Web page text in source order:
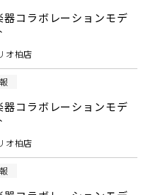
コラボレーションモデ
オ柏店
コラボレーションモデ
オ柏店